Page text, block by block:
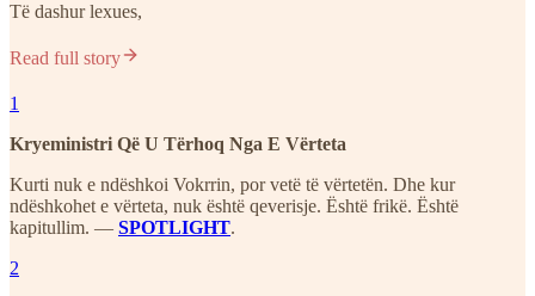
Të dashur lexues,
Read full story
1
Kryeministri Që U Tërhoq Nga E Vërteta
Kurti nuk e ndëshkoi Vokrrin, por vetë të vërtetën. Dhe kur
ndëshkohet e vërteta, nuk është qeverisje. Është frikë. Është
kapitullim. — SPOTLIGHT.
2